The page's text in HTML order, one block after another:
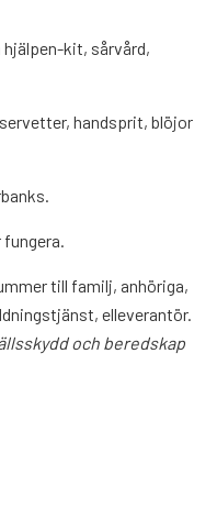
kit, sårvård,
handsprit, blöjor
till familj, anhöriga,
elleverantör.
och beredskap